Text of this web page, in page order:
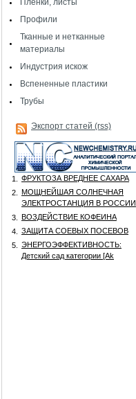
Пленки, листы
Профили
Тканные и нетканные
материалы
Индустрия искож
Вспененные пластики
Трубы
Экспорт статей (rss)
1.
ФРУКТОЗА ВРЕДНЕЕ САХАРА
2.
МОЩНЕЙШАЯ СОЛНЕЧНАЯ
ЭЛЕКТРОСТАНЦИЯ В РОССИИ
3.
ВОЗДЕЙСТВИЕ КОФЕИНА
4.
ЗАЩИТА СОЕВЫХ ПОСЕВОВ
5.
ЭНЕРГОЭФФЕКТИВНОСТЬ:
Детский сад категории [Аk